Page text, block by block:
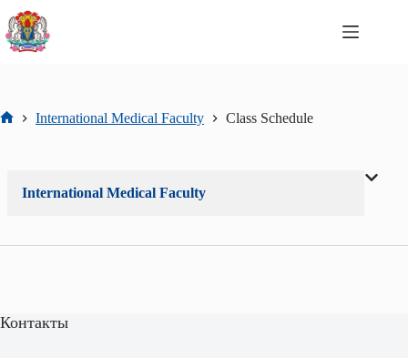
Перейти
сути
International Medical Faculty Class Schedule
International Medical Faculty
Контакты